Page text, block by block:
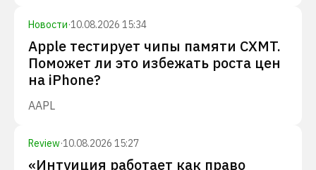
Новости·10.08.2026 15:34
Apple тестирует чипы памяти CXMT.
Поможет ли это избежать роста цен
на iPhone?
AAPL
Review·10.08.2026 15:27
«Интуиция работает как право